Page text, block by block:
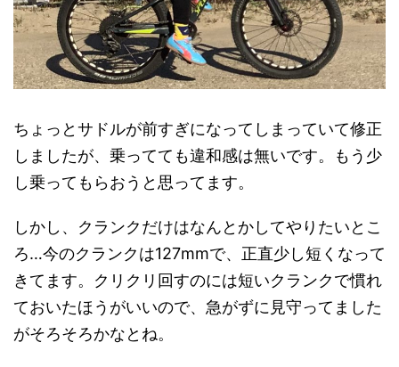
ちょっとサドルが前すぎになってしまっていて修正
しましたが、乗ってても違和感は無いです。もう少
し乗ってもらおうと思ってます。
しかし、クランクだけはなんとかしてやりたいとこ
ろ…今のクランクは127mmで、正直少し短くなって
きてます。クリクリ回すのには短いクランクで慣れ
ておいたほうがいいので、急がずに見守ってました
がそろそろかなとね。